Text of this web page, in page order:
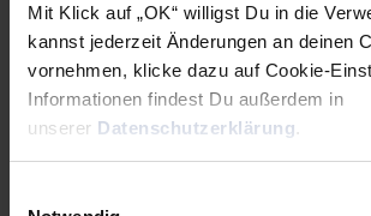
Mit Klick auf „OK“ willigst Du in die
kannst jederzeit Änderungen an deinen
vornehmen, klicke dazu auf Cookie-
Informationen findest Du außerdem in
unserer Datenschutzerklärung.
Serbien
23.09.2010
9 Nikola Manojlović
Geburtsdatum